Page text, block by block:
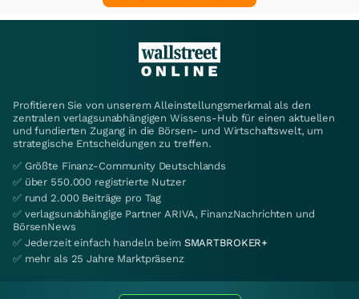
Profitieren Sie von unserem Alleinstellungsmerkmal als den
zentralen verlagsunabhängigen Wissens-Hub für einen aktuellen
und fundierten Zugang in die Börsen- und Wirtschaftswelt, um
strategische Entscheidungen zu treffen.
✅ Größte Finanz-Community Deutschlands
✅ über 550.000 registrierte Nutzer
✅ rund 2.000 Beiträge pro Tag
✅ verlagsunabhängige Partner ARIVA, FinanzNachrichten und
BörsenNews
✅ Jederzeit einfach handeln beim SMARTBROKER+
✅ mehr als 25 Jahre Marktpräsenz